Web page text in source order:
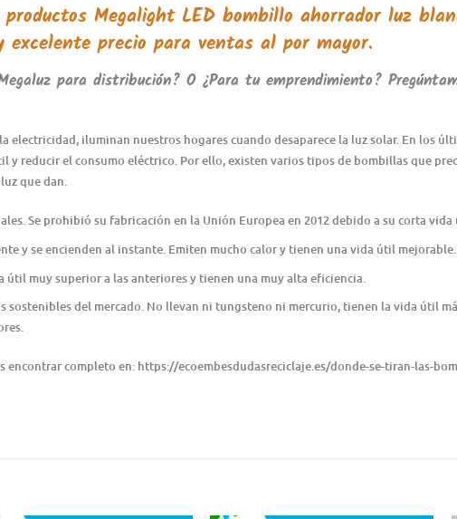
Megalight LED bombillo ahorrador luz
excelente precio para ventas al por mayor.
para distribución? O ¿Para tu emprendimiento?
electricidad, iluminan nuestros hogares cuando desaparece la luz solar. En los
reducir el consumo eléctrico. Por ello, existen varios tipos de bombillas que
que dan.
Se prohibió su fabricación en la Unión Europea en 2012 debido a su corta
y se encienden al instante. Emiten mucho calor y tienen una vida útil mejorable.
muy superior a las anteriores y tienen una muy alta eficiencia.
sostenibles del mercado. No llevan ni tungsteno ni mercurio, tienen la vida útil
encontrar completo en: https://ecoembesdudasreciclaje.es/donde-se-tiran-las-